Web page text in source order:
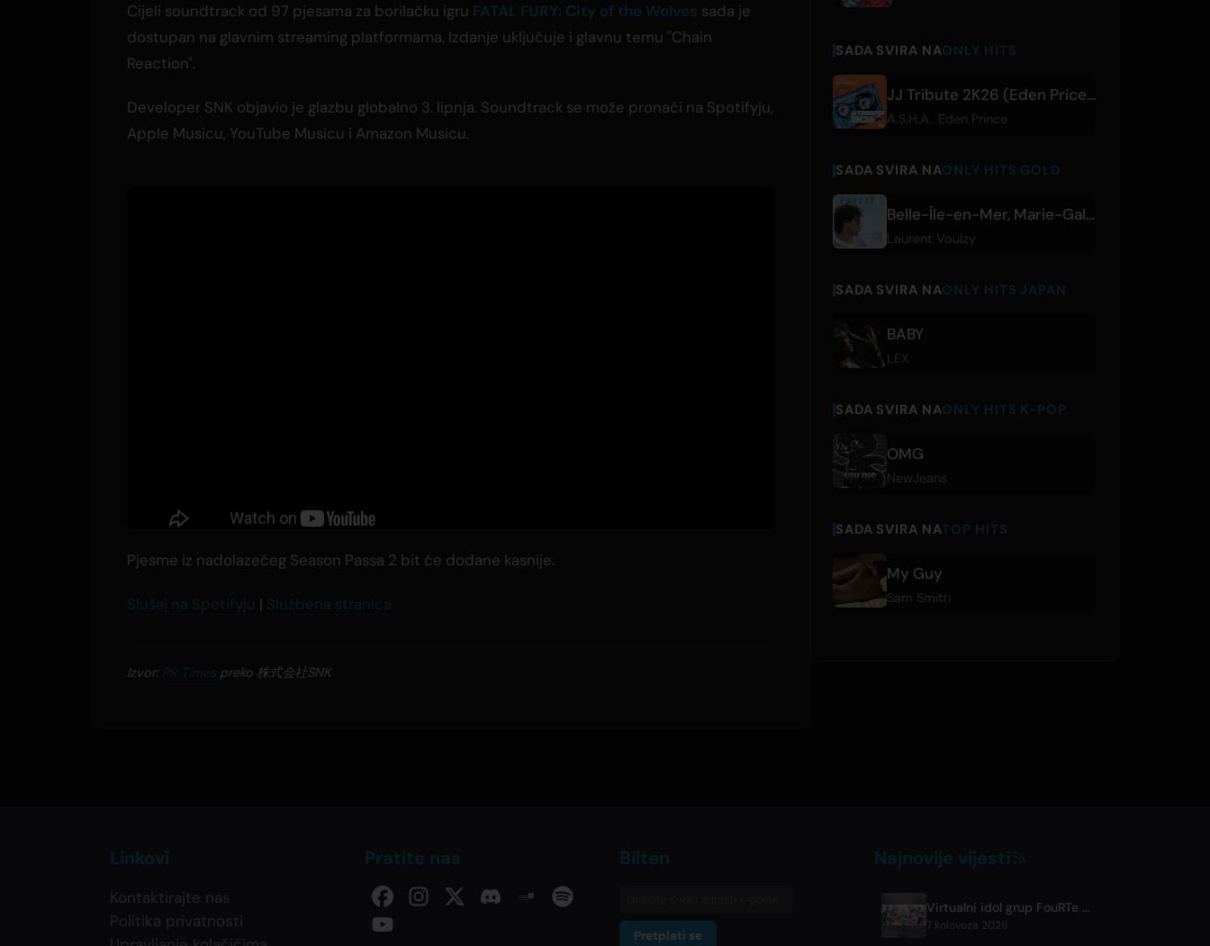
Cijeli soundtrack od 97 pjesama za borilačku igru FATAL FURY: City of the Wolves sada je
dostupan na glavnim streaming platformama. Izdanje uključuje i glavnu temu "Chain
Reaction".
Developer SNK objavio je glazbu globalno 3. lipnja. Soundtrack se može pronaći na Spotifyju,
Apple Musicu, YouTube Musicu i Amazon Musicu.
Pjesme iz nadolazećeg Season Passa 2 bit će dodane kasnije.
Slušaj na Spotifyju | Službena stranica
Izvor: PR Times preko 株式会社SNK
SADA SVIRA NAONLY HITS
JJ Tribute 2K26 (Eden Price RMX)
A.S.H.A. Eden Prince
SADA SVIRA NAONLY HITS GOLD
Belle-Île-en-Mer, Marie-Galante
Laurent Voulzy
SADA SVIRA NAONLY HITS JAPAN
BABY
LEX
SADA SVIRA NAONLY HITS K-POP
OMG
NewJeans
SADA SVIRA NATOP HITS
My Guy
Sam Smith
Linkovi
Kontaktirajte nas
Politika privatnosti
Pratite nas Bilten
Pretplati se
Najnovije vijesti
Virtualni idol grup FouRTe Project debitira s albumom 'ALL IN' u produkciji m-flo-a ☆Taku Takahashija
7 kolovoza 2026